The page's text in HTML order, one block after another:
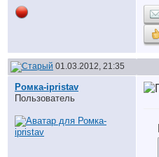
01.03.2012, 21:35
Ромка-ipristav
Пользователь